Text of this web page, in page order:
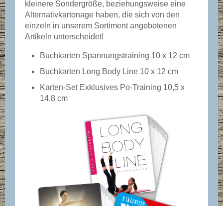
kleinere Sondergröße, beziehungsweise eine
Alternativkartonage haben, die sich von den
einzeln in unserem Sortiment angebotenen
Artikeln unterscheidet!
Buchkarten Spannungstraining 10 x 12 cm
Buchkarten Long Body Line 10 x 12 cm
Karten-Set Exklusives Po-Training 10,5 x
14,8 cm